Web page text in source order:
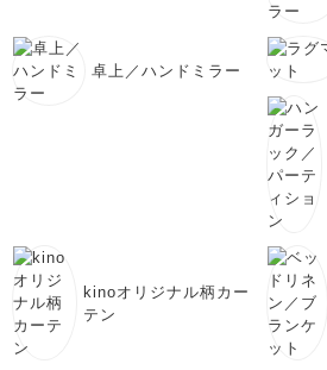
卓上／ハンドミラー
kinoオリジナル柄カー
テン